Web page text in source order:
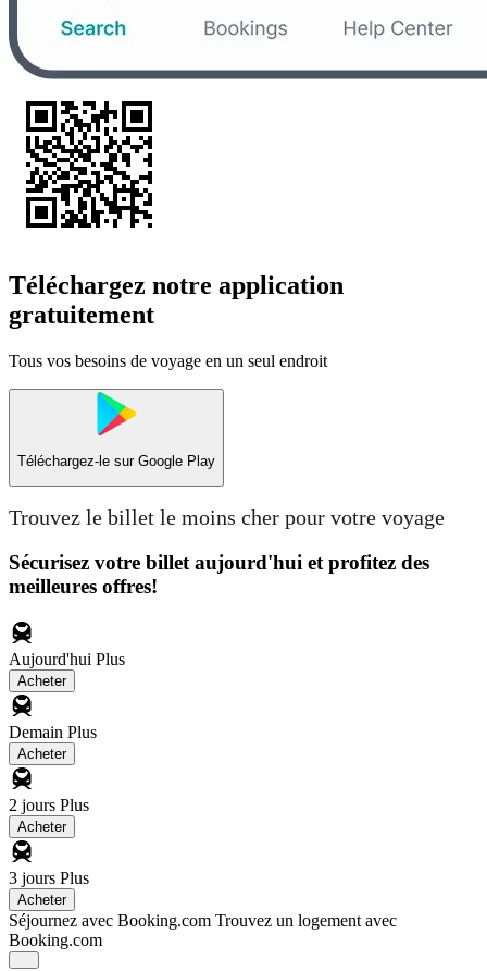
Téléchargez notre application
gratuitement
Tous vos besoins de voyage en un seul endroit
Téléchargez-le sur Google Play
Trouvez le billet le moins cher pour votre voyage
Sécurisez votre billet aujourd'hui et profitez des
meilleures offres!
Aujourd'hui Plus
Acheter
Demain Plus
Acheter
2 jours Plus
Acheter
3 jours Plus
Acheter
Séjournez avec Booking.com Trouvez un logement avec
Booking.com